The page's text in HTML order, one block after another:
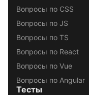
Вопросы по CSS
Вопросы по JS
Вопросы по TS
Вопросы по React
Вопросы по Vue
Вопросы по Angular
Тесты